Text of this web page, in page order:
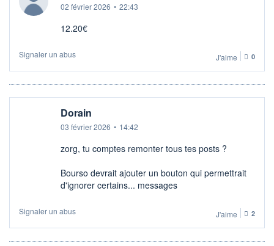
02 février 2026 • 22:43
12.20€
Signaler un abus J'aime 0
Dorain
03 février 2026 • 14:42
zorg, tu comptes remonter tous tes posts ?
Bourso devrait ajouter un bouton qui permettrait
d'ignorer certains... messages
Signaler un abus J'aime 2